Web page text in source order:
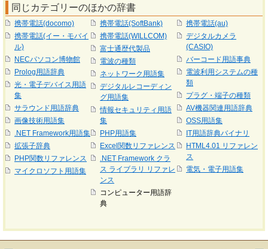
同じカテゴリーのほかの辞書
携帯電話(docomo)
携帯電話(イー・モバイ
ル)
NECパソコン博物館
Prolog用語辞典
光・電子デバイス用語
集
サラウンド用語辞典
画像技術用語集
.NET Framework用語集
拡張子辞典
PHP関数リファレンス
マイクロソフト用語集
携帯電話(SoftBank)
携帯電話(WILLCOM)
富士通歴代製品
電波の種類
ネットワーク用語集
デジタルレコーディン
グ用語集
情報セキュリティ用語
集
PHP用語集
Excel関数リファレンス
.NET Framework クラ
ス ライブラリ リファレ
ンス
コンピューター用語辞
典
携帯電話(au)
デジタルカメラ
(CASIO)
バーコード用語事典
電波利用システムの種
類
プラグ・端子の種類
AV機器関連用語辞典
OSS用語集
IT用語辞典バイナリ
HTML4.01 リファレン
ス
電気・電子用語集